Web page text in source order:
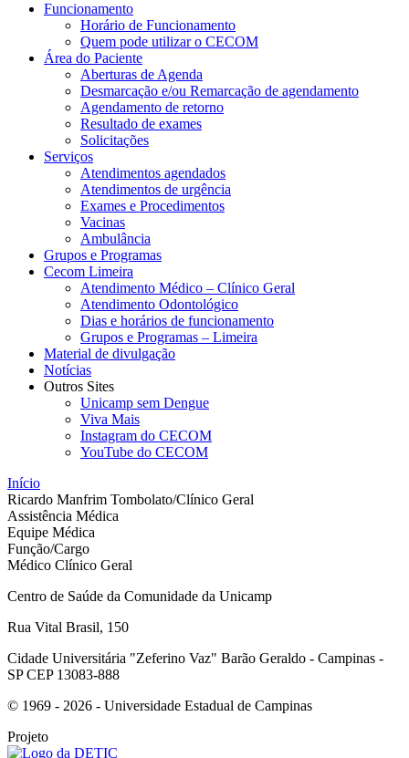
Funcionamento
Horário de Funcionamento
Quem pode utilizar o CECOM
Área do Paciente
Aberturas de Agenda
Desmarcação e/ou Remarcação de agendamento
Agendamento de retorno
Resultado de exames
Solicitações
Serviços
Atendimentos agendados
Atendimentos de urgência
Exames e Procedimentos
Vacinas
Ambulância
Grupos e Programas
Cecom Limeira
Atendimento Médico – Clínico Geral
Atendimento Odontológico
Dias e horários de funcionamento
Grupos e Programas – Limeira
Material de divulgação
Notícias
Outros Sites
Unicamp sem Dengue
Viva Mais
Instagram do CECOM
YouTube do CECOM
Início
Ricardo Manfrim Tombolato/Clínico Geral
Assistência Médica
Equipe Médica
Função/Cargo
Médico Clínico Geral
Centro de Saúde da Comunidade da Unicamp
Rua Vital Brasil, 150
Cidade Universitária "Zeferino Vaz" Barão Geraldo - Campinas -
SP CEP 13083-888
© 1969 - 2026 - Universidade Estadual de Campinas
Projeto